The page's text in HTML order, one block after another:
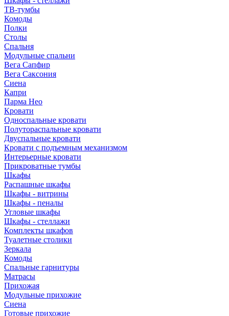
ТВ-тумбы
Комоды
Полки
Столы
Спальня
Модульные спальни
Вега Сапфир
Вега Саксония
Сиена
Капри
Парма Нео
Кровати
Односпальные кровати
Полутораспальные кровати
Двуспальные кровати
Кровати с подъемным механизмом
Интерьерные кровати
Прикроватные тумбы
Шкафы
Распашные шкафы
Шкафы - витрины
Шкафы - пеналы
Угловые шкафы
Шкафы - стеллажи
Комплекты шкафов
Туалетные столики
Зеркала
Комоды
Спальные гарнитуры
Матрасы
Прихожая
Модульные прихожие
Сиена
Готовые прихожие